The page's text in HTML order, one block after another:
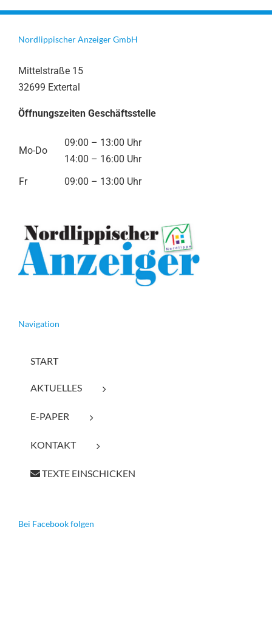
Nordlippischer Anzeiger GmbH
Mittelstraße 15
32699 Extertal
Öffnungszeiten Geschäftsstelle
Mo-Do
09:00 – 13:00 Uhr
14:00 – 16:00 Uhr
Fr
09:00 – 13:00 Uhr
Navigation
START
AKTUELLES
E-PAPER
KONTAKT
TEXTE EINSCHICKEN
Bei Facebook folgen